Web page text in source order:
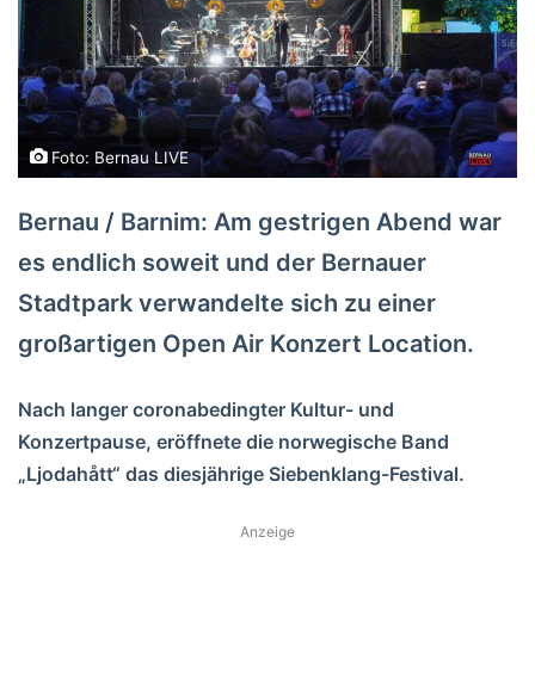
Foto: Bernau LIVE
Bernau / Barnim: Am gestrigen Abend war
es endlich soweit und der Bernauer
Stadtpark verwandelte sich zu einer
großartigen Open Air Konzert Location.
Nach langer coronabedingter Kultur- und
Konzertpause, eröffnete die norwegische Band
„Ljodahått“ das diesjährige Siebenklang-Festival.
Anzeige